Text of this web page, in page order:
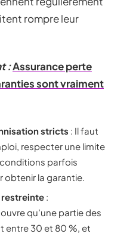
rompre leur
:Assurance perte
sont vraiment
stricts : Il faut
respecter une limite
parfois
obtenir la garantie.
restreinte :
qu’une partie des
entre 30 et 80 %, et